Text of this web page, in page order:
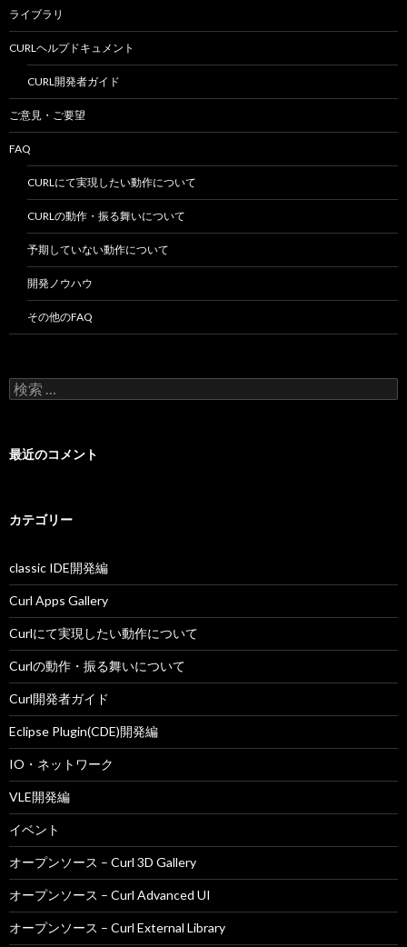
ライブラリ
CURLヘルプドキュメント
CURL開発者ガイド
ご意見・ご要望
FAQ
CURLにて実現したい動作について
CURLの動作・振る舞いについて
予期していない動作について
開発ノウハウ
その他のFAQ
検
索
最近のコメント
カテゴリー
classic IDE開発編
Curl Apps Gallery
Curlにて実現したい動作について
Curlの動作・振る舞いについて
Curl開発者ガイド
Eclipse Plugin(CDE)開発編
IO・ネットワーク
VLE開発編
イベント
オープンソース – Curl 3D Gallery
オープンソース – Curl Advanced UI
オープンソース – Curl External Library